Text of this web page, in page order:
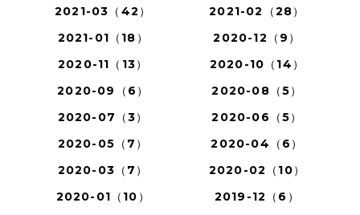
2021-03（42）
2021-02（28）
2021-01（18）
2020-12（9）
2020-11（13）
2020-10（14）
2020-09（6）
2020-08（5）
2020-07（3）
2020-06（5）
2020-05（7）
2020-04（6）
2020-03（7）
2020-02（10）
2020-01（10）
2019-12（6）